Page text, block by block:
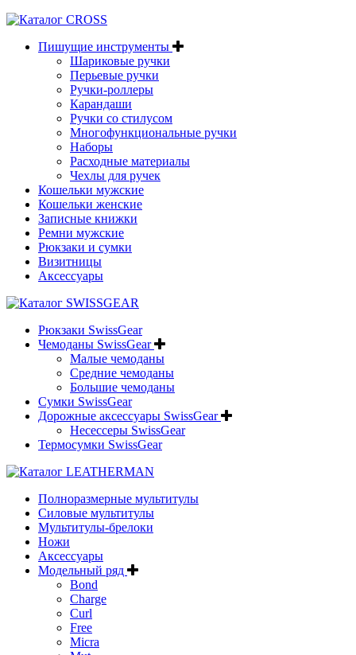
Пишущие инструменты
Шариковые ручки
Перьевые ручки
Ручки-роллеры
Карандаши
Ручки со стилусом
Многофункциональные ручки
Наборы
Расходные материалы
Чехлы для ручек
Кошельки мужские
Кошельки женские
Записные книжки
Ремни мужские
Рюкзаки и сумки
Визитницы
Аксессуары
Рюкзаки SwissGear
Чемоданы SwissGear
Малые чемоданы
Средние чемоданы
Большие чемоданы
Сумки SwissGear
Дорожные аксессуары SwissGear
Несессеры SwissGear
Термосумки SwissGear
Полноразмерные мультитулы
Силовые мультитулы
Мультитулы-брелоки
Ножи
Аксессуары
Модельный ряд
Bond
Charge
Curl
Free
Micra